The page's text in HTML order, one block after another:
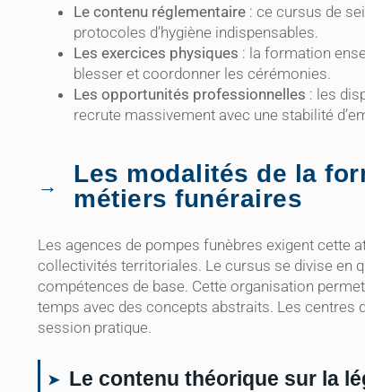
Le contenu réglementaire : ce cursus de
protocoles d’hygiène indispensables.
Les exercices physiques : la formation
blesser et coordonner les cérémonies.
Les opportunités professionnelles : les
recrute massivement avec une stabilité
Les modalités de la
métiers funéraires
Les agences de pompes funèbres exigent cette
collectivités territoriales. Le cursus se divise en
compétences de base. Cette organisation
temps avec des concepts abstraits. Les centres
session pratique.
Le contenu théorique sur la